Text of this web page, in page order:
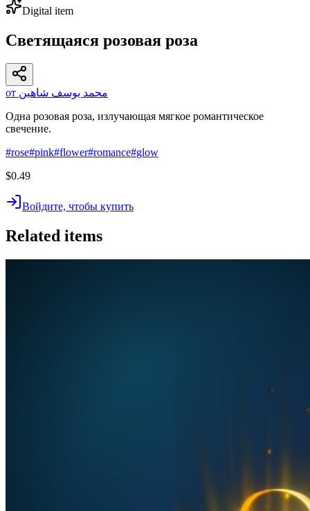
Digital item
Светящаяся розовая роза
от محمد يوسف شاهين
Одна розовая роза, излучающая мягкое романтическое
свечение.
#rose#pink#flower#romance#glow
$0.49
Войдите, чтобы купить
Related items